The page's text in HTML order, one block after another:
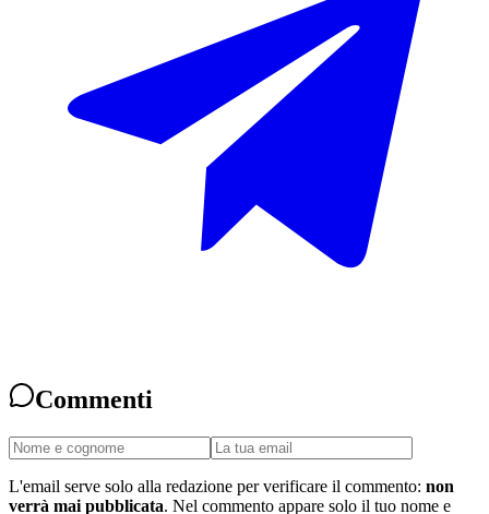
Commenti
L'email serve solo alla redazione per verificare il commento: non
verrà mai pubblicata. Nel commento appare solo il tuo nome e